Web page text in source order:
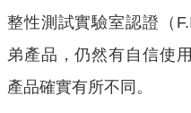
整性測試實驗室認證（
弟產品，仍然有自信使
產品確實有所不同。